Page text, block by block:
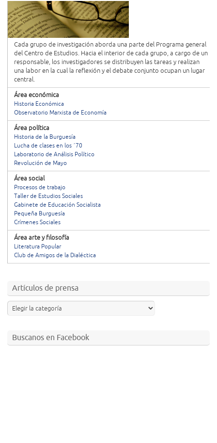
Cada grupo de investigación aborda una parte del Programa general
del Centro de Estudios. Hacia el interior de cada grupo, a cargo de un
responsable, los investigadores se distribuyen las tareas y realizan
una labor en la cual la reflexión y el debate conjunto ocupan un lugar
central.
Área económica
Historia Económica
Observatorio Marxista de Economía
Área política
Historia de la Burguesía
Lucha de clases en los ´70
Laboratorio de Análisis Político
Revolución de Mayo
Área social
Procesos de trabajo
Taller de Estudios Sociales
Gabinete de Educación Socialista
Pequeña Burguesía
Crímenes Sociales
Área arte y filosofía
Literatura Popular
Club de Amigos de la Dialéctica
Artículos de prensa
Buscanos en Facebook